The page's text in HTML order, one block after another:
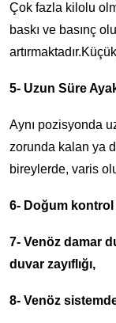
Çok fazla kilolu
baskı ve basınç
5- Uzun Süre
Aynı pozisyonda
zorunda kalan ya
bireylerde, varis
6- Doğum kontrol
7- Venöz damar
duvar zayıflığı,
8- Venöz